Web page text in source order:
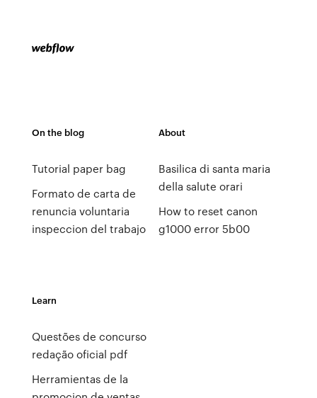
On the blog
Tutorial paper bag
Formato de carta de
renuncia voluntaria
inspeccion del trabajo
About
Basilica di santa maria
della salute orari
How to reset canon
g1000 error 5b00
Learn
Questões de concurso
redação oficial pdf
Herramientas de la